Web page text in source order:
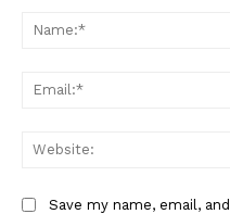
Save my name, email,